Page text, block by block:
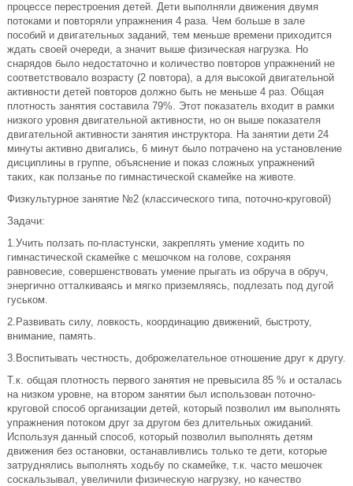
процессе перестроения детей. Дети выполняли движения двумя
потоками и повторяли упражнения 4 раза. Чем больше в зале
пособий и двигательных заданий, тем меньше времени приходится
ждать своей очереди, а значит выше физическая нагрузка. Но
снарядов было недостаточно и количество повторов упражнений не
соответствовало возрасту (2 повтора), а для высокой двигательной
активности детей повторов должно быть не меньше 4 раз. Общая
плотность занятия составила 79%. Этот показатель входит в рамки
низкого уровня двигательной активности, но он выше показателя
двигательной активности занятия инструктора. На занятии дети 24
минуты активно двигались, 6 минут было потрачено на установление
дисциплины в группе, объяснение и показ сложных упражнений
таких, как ползанье по гимнастической скамейке на животе.
Физкультурное занятие №2 (классического типа, поточно-круговой)
Задачи:
1.Учить ползать по-пластунски, закреплять умение ходить по
гимнастической скамейке с мешочком на голове, сохраняя
равновесие, совершенствовать умение прыгать из обруча в обруч,
энергично отталкиваясь и мягко приземляясь, подлезать под дугой
гуськом.
2.Развивать силу, ловкость, координацию движений, быстроту,
внимание, память.
3.Воспитывать честность, доброжелательное отношение друг к другу.
Т.к. общая плотность первого занятия не превысила 85 % и осталась
на низком уровне, на втором занятии был использован поточно-
круговой способ организации детей, который позволил им выполнять
упражнения потоком друг за другом без длительных ожиданий.
Используя данный способ, который позволил выполнять детям
движения без остановки, останавливлись только те дети, которые
затруднялись выполнять ходьбу по скамейке, т.к. часто мешочек
соскальзывал, увеличили физическую нагрузку, но качество